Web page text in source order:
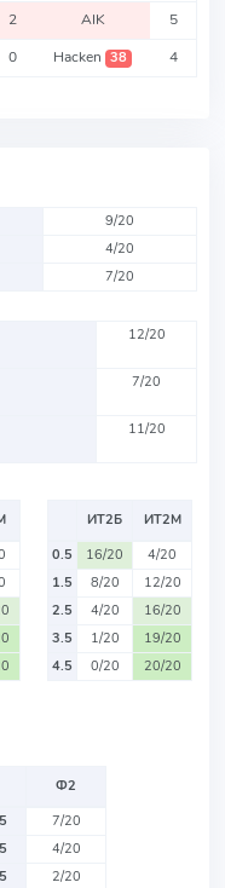
2 AIK 5
0 Hacken 38 4
9/20
4/20
7/20
12/20
7/20
11/20
ИТ2Б
ИТ2М
0.5
16/20
4/20
1.5
8/20
12/20
2.5
4/20
16/20
3.5
1/20
19/20
4.5
0/20 20/20
Ф2
7/20
4/20
2/20